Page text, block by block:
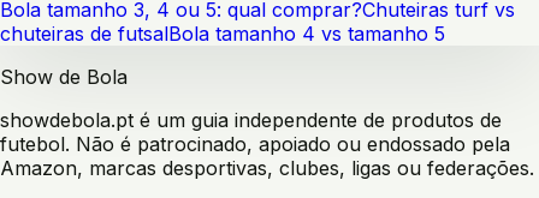
Bola tamanho 3, 4 ou 5: qual comprar?Chuteiras turf vs
chuteiras de futsalBola tamanho 4 vs tamanho 5
Show de Bola
showdebola.pt é um guia independente de produtos de
futebol. Não é patrocinado, apoiado ou endossado pela
Amazon, marcas desportivas, clubes, ligas ou federações.